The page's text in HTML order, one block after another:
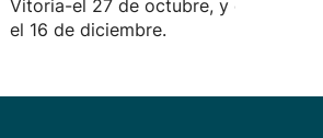
Vitoria-el 27 de octubre, y el
el 16 de diciembre.